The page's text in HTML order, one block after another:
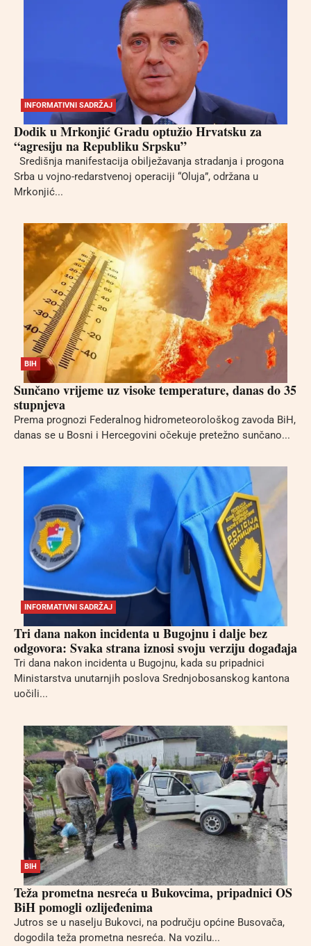
INFORMATIVNI SADRŽAJ
Dodik u Mrkonjić Gradu optužio Hrvatsku za
“agresiju na Republiku Srpsku”
Središnja manifestacija obilježavanja stradanja i progona
Srba u vojno-redarstvenoj operaciji “Oluja”, održana u
Mrkonjić...
BIH
Sunčano vrijeme uz visoke temperature, danas do 35
stupnjeva
Prema prognozi Federalnog hidrometeorološkog zavoda BiH,
danas se u Bosni i Hercegovini očekuje pretežno sunčano...
INFORMATIVNI SADRŽAJ
Tri dana nakon incidenta u Bugojnu i dalje bez
odgovora: Svaka strana iznosi svoju verziju događaja
Tri dana nakon incidenta u Bugojnu, kada su pripadnici
Ministarstva unutarnjih poslova Srednjobosanskog kantona
uočili...
BIH
Teža prometna nesreća u Bukovcima, pripadnici OS
BiH pomogli ozlijeđenima
Jutros se u naselju Bukovci, na području općine Busovača,
dogodila teža prometna nesreća. Na vozilu...